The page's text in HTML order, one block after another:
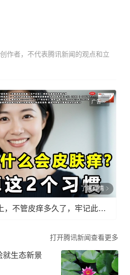
作者，不代表腾讯新闻的观点和立
广告
了解详情
凡是皮肤瘙痒1月以上，不管皮痒多久了，牢记此法，快！准！狠！
打开腾讯新闻查看更多
就生态新景